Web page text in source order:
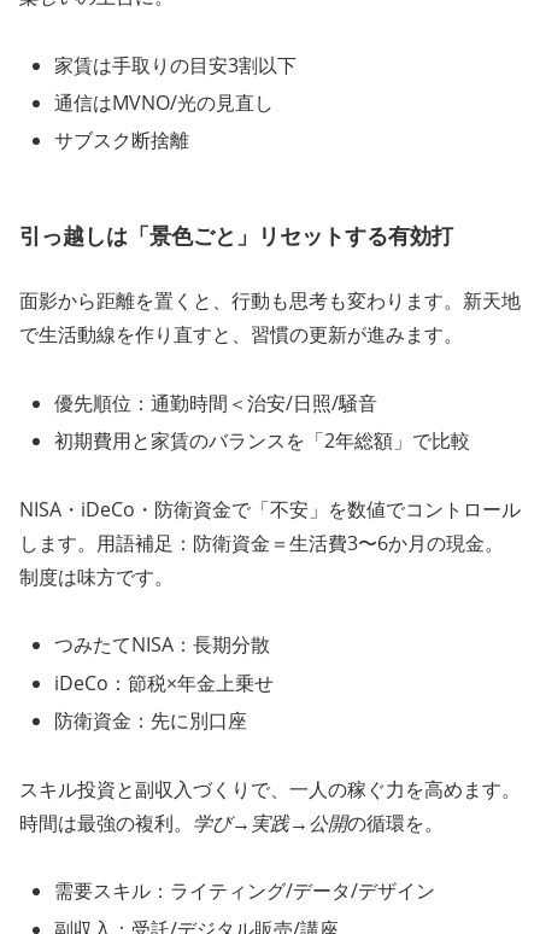
家賃は手取りの目安3割以下
通信はMVNO/光の見直し
サブスク断捨離
引っ越しは「景色ごと」リセットする有効打
面影から距離を置くと、行動も思考も変わります。新天地
で生活動線を作り直すと、習慣の更新が進みます。
優先順位：通勤時間＜治安/日照/騒音
初期費用と家賃のバランスを「2年総額」で比較
NISA・iDeCo・防衛資金で「不安」を数値でコントロール
します。用語補足：防衛資金＝生活費3〜6か月の現金。
制度は味方です。
つみたてNISA：長期分散
iDeCo：節税×年金上乗せ
防衛資金：先に別口座
スキル投資と副収入づくりで、一人の稼ぐ力を高めます。
時間は最強の複利。 学び→実践→公開の循環を。
需要スキル：ライティング/データ/デザイン
副収入：受託/デジタル販売/講座